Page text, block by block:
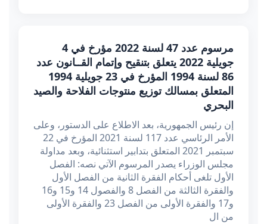
مرسوم عدد 47 لسنة 2022 مؤرخ في 4
جويلية 2022 يتعلق بتنقيح وإتمام القــانون عدد
86 لسنة 1994 المؤرخ في 23 جويلية 1994
المتعلق بمسالك توزيع منتوجات الفلاحة والصيد
البحري
إن رئيس الجمهورية، بعد الاطلاع على الدستور، وعلى
الأمر الرئاسي عدد 117 لسنة 2021 المؤرخ في 22
سبتمبر 2021 المتعلق بتدابير استثنائية، وبعد مداولة
مجلس الوزراء يصدر المرسوم الآتي نصه: الفصل
الأول تلغى أحكام الفقرة الثانية من الفصل الأول
والفقرة الثالثة من الفصل 8 والفصول 14 و15 و16
و17 والفقرة الأولى من الفصل 23 والفقرة الأولى
من ال